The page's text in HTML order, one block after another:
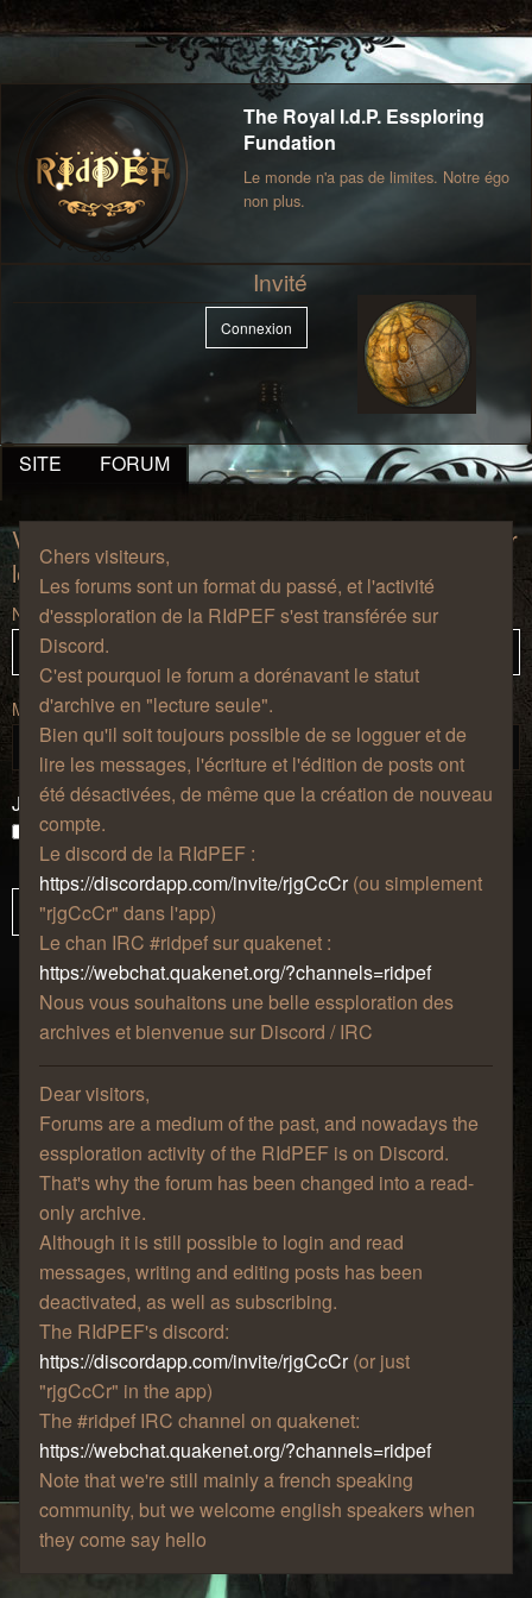
The Royal I.d.P. Essploring
Fundation
Le monde n'a pas de limites. Notre égo
non plus.
Invité
Connexion
SITE FORUM
Chers visiteurs,
Les forums sont un format du passé, et l'activité
d'essploration de la RIdPEF s'est transférée sur
Discord.
C'est pourquoi le forum a dorénavant le statut
d'archive en "lecture seule".
Bien qu'il soit toujours possible de se logguer et de
lire les messages, l'écriture et l'édition de posts ont
été désactivées, de même que la création de nouveau
compte.
Le discord de la RIdPEF :
https://discordapp.com/invite/rjgCcCr(ou simplement
"rjgCcCr" dans l'app)
Le chan IRC #ridpef sur quakenet :
https://webchat.quakenet.org/?channels=ridpef
Nous vous souhaitons une belle essploration des
archives et bienvenue sur Discord / IRC
Dear visitors,
Forums are a medium of the past, and nowadays the
essploration activity of the RIdPEF is on Discord.
That's why the forum has been changed into a read-
only archive.
Although it is still possible to login and read
messages, writing and editing posts has been
deactivated, as well as subscribing.
The RIdPEF's discord:
https://discordapp.com/invite/rjgCcCr(or just
"rjgCcCr" in the app)
The #ridpef IRC channel on quakenet:
https://webchat.quakenet.org/?channels=ridpef
Note that we're still mainly a french speaking
community, but we welcome english speakers when
they come say hello
Vous devez vous connecter afin de pouvoir citer
les messages de ce forum.
Nom d’utilisateur :
Mot de passe :
J’ai oublié mon mot de passe
Se souvenir de moi
Masquer ma présence lors de cette session